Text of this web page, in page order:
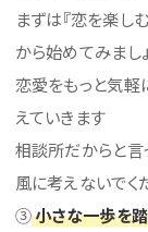
まずは『恋を楽し
から始めてみまし
恋愛をもっと気軽
えていきます
相談所だからと
風に考えないでく
③小さな一歩を